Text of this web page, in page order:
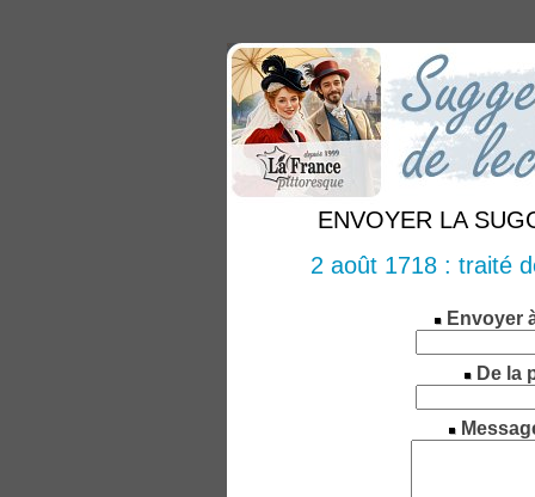
ENVOYER LA
2 août 1718 : traité
Envoyer
De la